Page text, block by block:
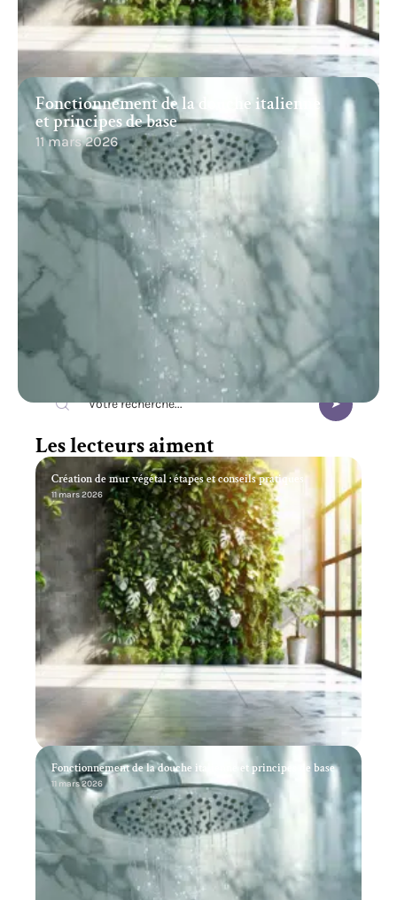
Fonctionnement de la douche italienne
et principes de base
11 mars 2026
Recherche
Les lecteurs aiment
Création de mur végétal : étapes et conseils pratiques
11 mars 2026
Fonctionnement de la douche italienne et principes de base
11 mars 2026